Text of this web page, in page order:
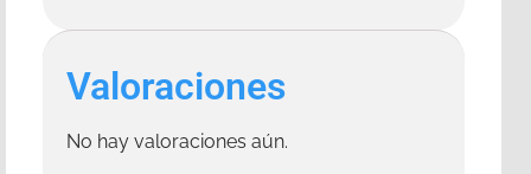
Valoraciones
No hay valoraciones aún.